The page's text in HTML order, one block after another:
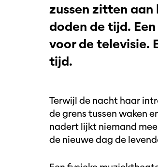
zussen zitten aan
doden de tijd.
voor de televisie.
tijd.
Terwijl de nacht haar
de grens tussen waken
nadert lijkt niemand
de nieuwe dag de